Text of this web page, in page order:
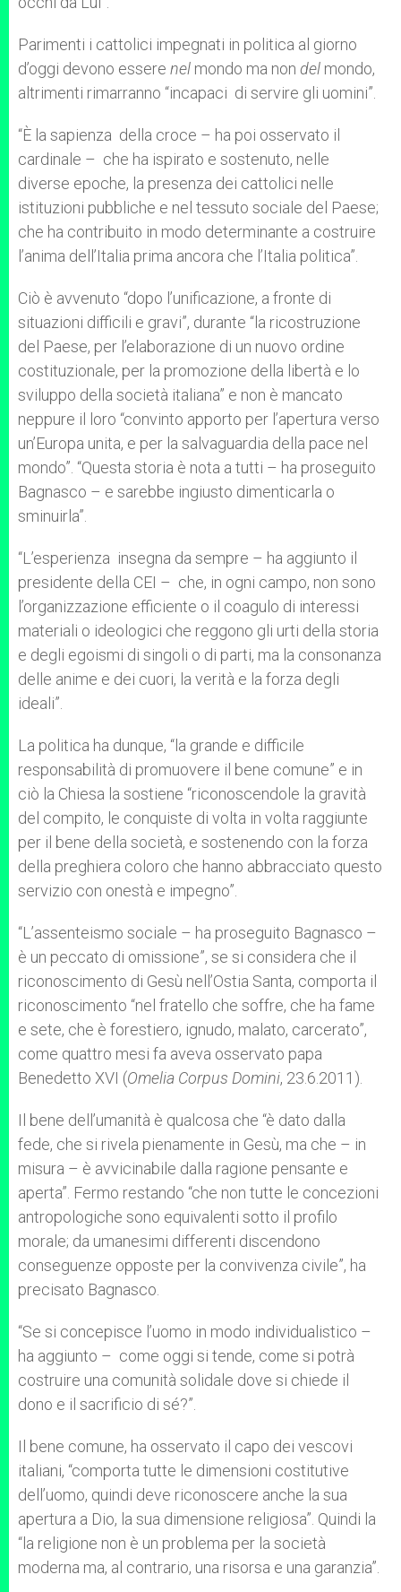
Parimenti i cattolici impegnati in politica al giorno
d’oggi devono essere nel mondo ma non del mondo,
altrimenti rimarranno “incapaci di servire gli uomini”.
“È la sapienza della croce – ha poi osservato il
cardinale – che ha ispirato e sostenuto, nelle
diverse epoche, la presenza dei cattolici nelle
istituzioni pubbliche e nel tessuto sociale del Paese;
che ha contribuito in modo determinante a costruire
l’anima dell’Italia prima ancora che l’Italia politica”.
Ciò è avvenuto “dopo l’unificazione, a fronte di
situazioni difficili e gravi”, durante “la ricostruzione
del Paese, per l’elaborazione di un nuovo ordine
costituzionale, per la promozione della libertà e lo
sviluppo della società italiana” e non è mancato
neppure il loro “convinto apporto per l’apertura verso
un’Europa unita, e per la salvaguardia della pace nel
mondo”. “Questa storia è nota a tutti – ha proseguito
Bagnasco – e sarebbe ingiusto dimenticarla o
sminuirla”.
“L’esperienza insegna da sempre – ha aggiunto il
presidente della CEI – che, in ogni campo, non sono
l’organizzazione efficiente o il coagulo di interessi
materiali o ideologici che reggono gli urti della storia
e degli egoismi di singoli o di parti, ma la consonanza
delle anime e dei cuori, la verità e la forza degli
ideali”.
La politica ha dunque, “la grande e difficile
responsabilità di promuovere il bene comune” e in
ciò la Chiesa la sostiene “riconoscendole la gravità
del compito, le conquiste di volta in volta raggiunte
per il bene della società, e sostenendo con la forza
della preghiera coloro che hanno abbracciato questo
servizio con onestà e impegno”.
“L’assenteismo sociale – ha proseguito Bagnasco –
è un peccato di omissione”, se si considera che il
riconoscimento di Gesù nell’Ostia Santa, comporta il
riconoscimento “nel fratello che soffre, che ha fame
e sete, che è forestiero, ignudo, malato, carcerato”,
come quattro mesi fa aveva osservato papa
Benedetto XVI (Omelia Corpus Domini, 23.6.2011).
Il bene dell’umanità è qualcosa che “è dato dalla
fede, che si rivela pienamente in Gesù, ma che – in
misura – è avvicinabile dalla ragione pensante e
aperta”. Fermo restando “che non tutte le concezioni
antropologiche sono equivalenti sotto il profilo
morale; da umanesimi differenti discendono
conseguenze opposte per la convivenza civile”, ha
precisato Bagnasco.
“Se si concepisce l’uomo in modo individualistico –
ha aggiunto – come oggi si tende, come si potrà
costruire una comunità solidale dove si chiede il
dono e il sacrificio di sé?”.
Il bene comune, ha osservato il capo dei vescovi
italiani, “comporta tutte le dimensioni costitutive
dell’uomo, quindi deve riconoscere anche la sua
apertura a Dio, la sua dimensione religiosa”. Quindi la
“la religione non è un problema per la società
moderna ma, al contrario, una risorsa e una garanzia”.